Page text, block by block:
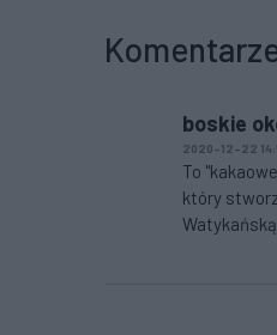
boskie
2020-12-22
To
który